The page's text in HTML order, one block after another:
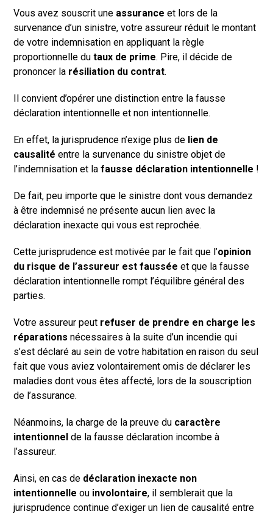
Vous avez souscrit une assurance et lors de la
survenance d’un sinistre, votre assureur réduit le montant
de votre indemnisation en appliquant la règle
proportionnelle dutaux de prime. Pire, il décide de
prononcer la résiliation du contrat.
Il convient d’opérer une distinction entre la fausse
déclaration intentionnelle et non intentionnelle.
En effet, la jurisprudence n’exige plus de lien de
causalité entre la survenance du sinistre objet de
l’indemnisation et lafausse déclaration intentionnelle !
De fait, peu importe que le sinistre dont vous demandez
à être indemnisé ne présente aucun lien avec la
déclaration inexacte qui vous est reprochée.
Cette jurisprudence est motivée par le fait que l’opinion
du risque de l’assureur est faussée et que la fausse
déclaration intentionnelle rompt l’équilibre général des
parties.
Votre assureur peut refuser de prendre en charge les
réparations nécessaires à la suite d’un incendie qui
s’est déclaré au sein de votre habitation en raison du seul
fait que vous aviez volontairement omis de déclarer les
maladies dont vous êtes affecté, lors de la souscription
de l’assurance.
Néanmoins, la charge de la preuve du caractère
intentionnel de la fausse déclaration incombe à
l’assureur.
Ainsi, en cas de déclaration inexacte non
intentionnelle ou involontaire, il semblerait que la
jurisprudence continue d’exiger un lien de causalité entre